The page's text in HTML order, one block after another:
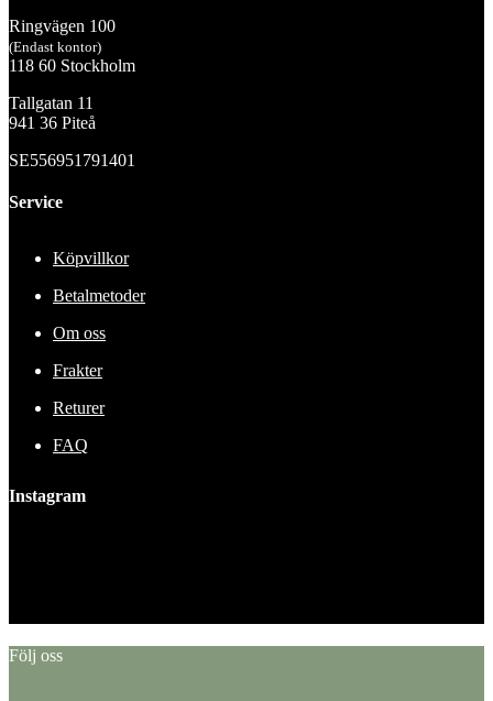
Ringvägen 100
(Endast kontor)
118 60 Stockholm
Tallgatan 11
941 36 Piteå
SE556951791401
Service
Köpvillkor
Betalmetoder
Om oss
Frakter
Returer
FAQ
Instagram
Följ oss